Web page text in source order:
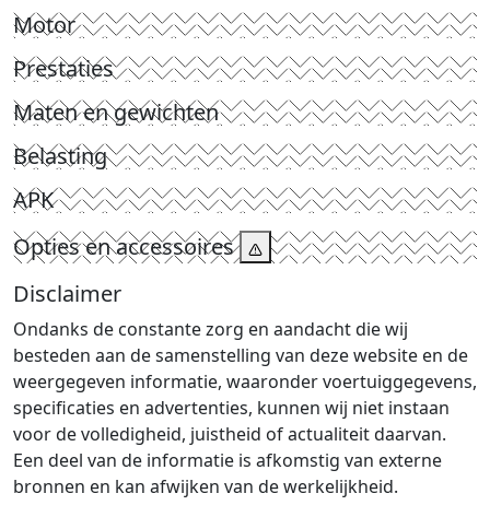
Motor
Prestaties
Maten en gewichten
Belasting
APK
Opties en accessoires
Disclaimer
Ondanks de constante zorg en aandacht die wij
besteden aan de samenstelling van deze website en de
weergegeven informatie, waaronder voertuiggegevens,
specificaties en advertenties, kunnen wij niet instaan
voor de volledigheid, juistheid of actualiteit daarvan.
Een deel van de informatie is afkomstig van externe
bronnen en kan afwijken van de werkelijkheid.